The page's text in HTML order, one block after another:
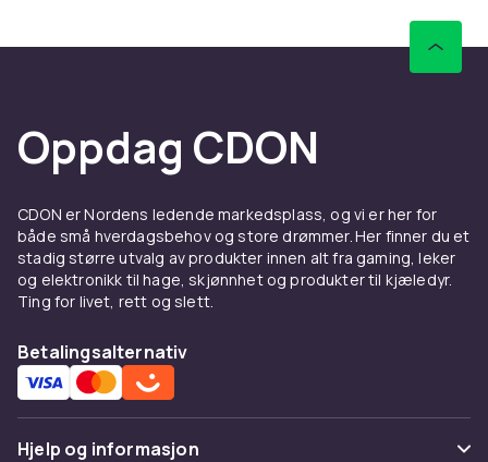
Oppdag CDON
CDON er Nordens ledende markedsplass, og vi er her for
både små hverdagsbehov og store drømmer. Her finner du et
stadig større utvalg av produkter innen alt fra gaming, leker
og elektronikk til hage, skjønnhet og produkter til kjæledyr.
Ting for livet, rett og slett.
Betalingsalternativ
Hjelp og informasjon